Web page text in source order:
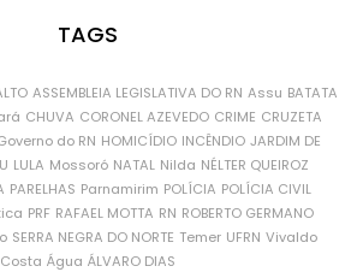
TAGS
ASSEMBLEIA LEGISLATIVA DO RN Assu BATATA
CHUVA CORONEL AZEVEDO CRIME CRUZETA
do RN HOMICÍDIO INCÊNDIO JARDIM DE
LULA Mossoró NATAL Nilda NÉLTER QUEIROZ
PARELHAS Parnamirim POLÍCIA POLÍCIA CIVIL
PRF RAFAEL MOTTA RN ROBERTO GERMANO
SERRA NEGRA DO NORTE Temer UFRN Vivaldo
Costa Água ÁLVARO DIAS